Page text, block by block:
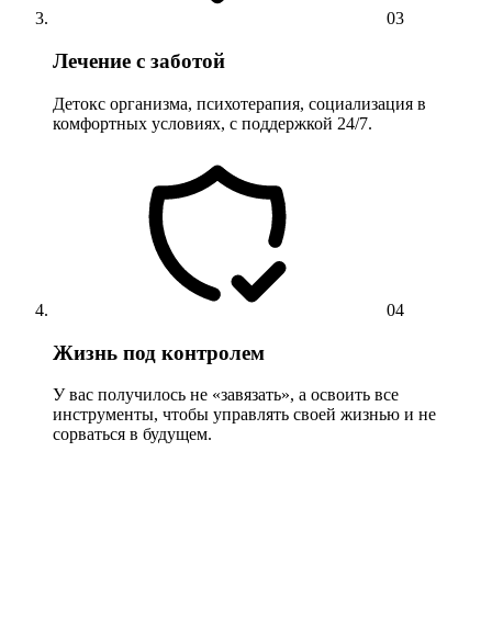
03
Лечение с заботой
Детокс организма, психотерапия, социализация в
комфортных условиях, с поддержкой 24/7.
04
Жизнь под контролем
У вас получилось не «завязать», а освоить все
инструменты, чтобы управлять своей жизнью и не
сорваться в будущем.